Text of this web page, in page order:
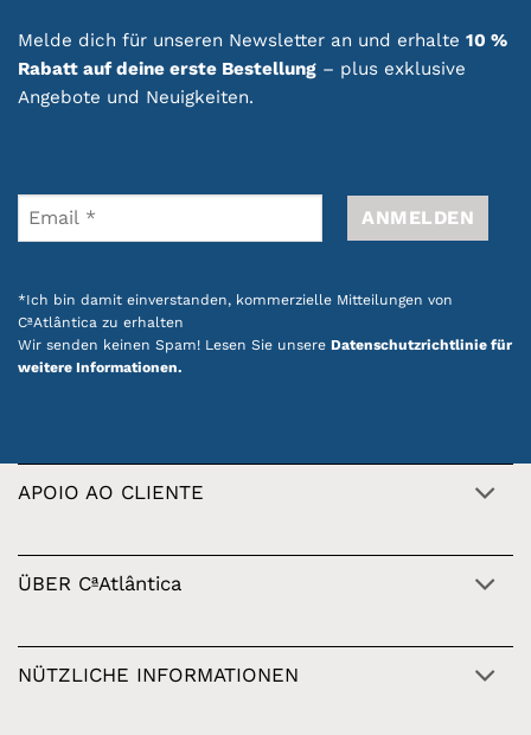
Melde dich für unseren Newsletter an und erhalte 10 %
Rabatt auf deine erste Bestellung – plus exklusive
Angebote und Neuigkeiten.
*Ich bin damit einverstanden, kommerzielle Mitteilungen von
CªAtlântica zu erhalten
Wir senden keinen Spam! Lesen Sie unsere Datenschutzrichtlinie für
weitere Informationen.
APOIO AO CLIENTE
ÜBER CªAtlântica
NÜTZLICHE INFORMATIONEN